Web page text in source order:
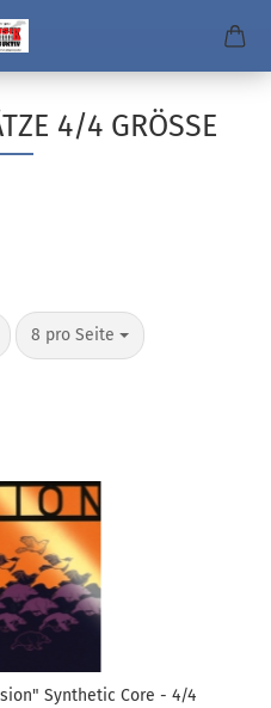
4/4 GRÖSSE
8 pro Seite
pro Seite
Synthetic Core - 4/4